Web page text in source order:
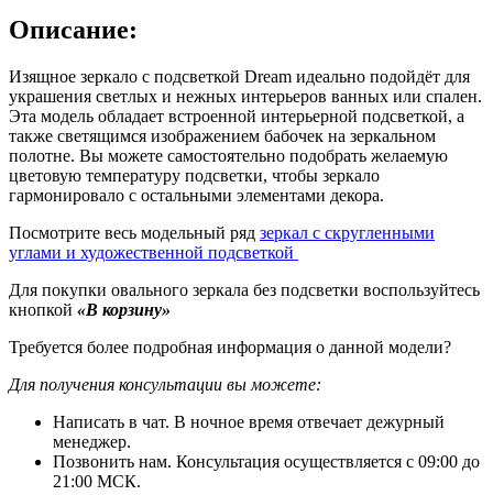
Описание:
Изящное зеркало с подсветкой Dream идеально подойдёт для
украшения светлых и нежных интерьеров ванных или спален.
Эта модель обладает встроенной интерьерной подсветкой, а
также светящимся изображением бабочек на зеркальном
полотне. Вы можете самостоятельно подобрать желаемую
цветовую температуру подсветки, чтобы зеркало
гармонировало с остальными элементами декора.
Посмотрите весь модельный ряд зеркал с скругленными
углами и художественной подсветкой
Для покупки овального зеркала без подсветки воспользуйтесь
кнопкой «В корзину»
Требуется более подробная информация о данной модели?
Для получения консультации вы можете:
Написать в чат. В ночное время отвечает дежурный
менеджер.
Позвонить нам. Консультация осуществляется с 09:00 до
21:00 МСК.